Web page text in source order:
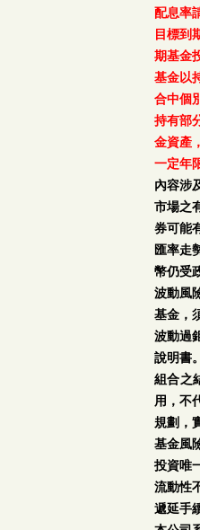
配息率
目標到
期基金
基金以
合中個
持有部
金資產
一定年
內容涉
市場之
券可能
匯率走
幣仍受
波動風
基金，
波動過
說明書
組合之
用，不
規劃，
基金風
投資唯
流動性
遞延手